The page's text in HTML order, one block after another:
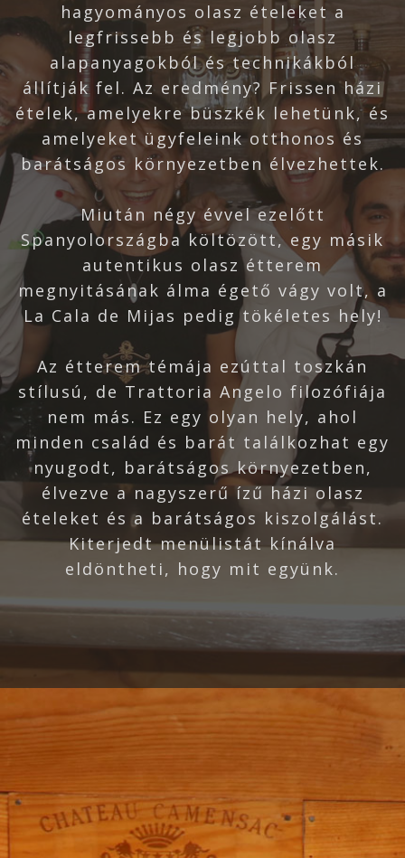
hagyományos olasz ételeket a
legfrissebb és legjobb olasz
alapanyagokból és technikákból
állítják fel. Az eredmény? Frissen házi
ételek, amelyekre büszkék lehetünk, és
amelyeket ügyfeleink otthonos és
barátságos környezetben élvezhettek.
Miután négy évvel ezelőtt
Spanyolországba költözött, egy másik
autentikus olasz étterem
megnyitásának álma égető vágy volt, a
La Cala de Mijas pedig tökéletes hely!
Az étterem témája ezúttal toszkán
stílusú, de Trattoria Angelo filozófiája
nem más. Ez egy olyan hely, ahol
minden család és barát találkozhat egy
nyugodt, barátságos környezetben,
élvezve a nagyszerű ízű házi olasz
ételeket és a barátságos kiszolgálást.
Kiterjedt menülistát kínálva
eldöntheti, hogy mit együnk.